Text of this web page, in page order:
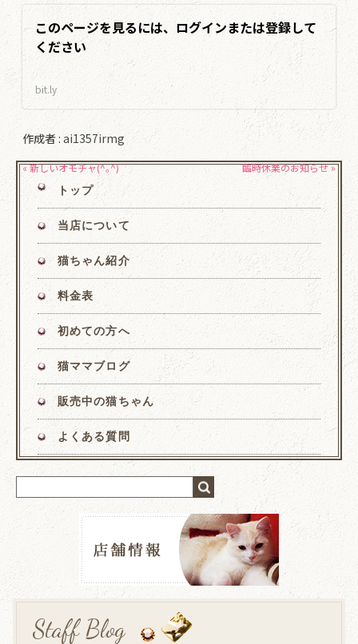
このページを見るには、ログインまたは登録して
ください
bit.ly
作成者 :ai1357irmg
« 新しいオモチャ(^｡^) 臨時休業のお知らせ »
トップ
当店について
猫ちゃん紹介
料金表
初めての方へ
猫ママブログ
販売中の猫ちゃん
よくある質問
Staff Blog